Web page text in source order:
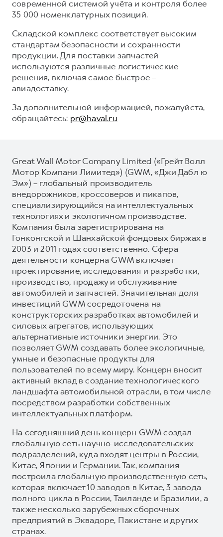
современной системой учёта и контроля более
35 000 номенклатурных позиций.
Складской комплекс соответствует высоким
стандартам безопасности и сохранности
продукции. Для поставки запчастей
используются различные логистические
решения, включая самое быстрое –
авиадоставку.
За дополнительной информацией, пожалуйста,
обращайтесь: pr@haval.ru
Great Wall Motor Company Limited («Грейт Волл
Мотор Компани Лимитед») (GWM, «Джи Дабл ю
Эм») – глобальный производитель
внедорожников, кроссоверов и пикапов,
специализирующийся на интеллектуальных
технологиях и экологичном производстве.
Компания была зарегистрирована на
Гонконгской и Шанхайской фондовых биржах в
2003 и 2011 годах соответственно. Сфера
деятельности концерна GWM включает
проектирование, исследования и разработки,
производство, продажу и обслуживание
автомобилей и запчастей. Значительная доля
инвестиций GWM сосредоточена на
конструкторских разработках автомобилей и
силовых агрегатов, использующих
альтернативные источники энергии. Это
позволяет GWM создавать более экологичные,
умные и безопасные продукты для
пользователей по всему миру. Концерн вносит
активный вклад в создание технологического
ландшафта автомобильной отрасли, в том числе
посредством разработки собственных
интеллектуальных платформ.
На сегодняшний день концерн GWM создал
глобальную сеть научно-исследовательских
подразделений, куда входят центры в России,
Китае, Японии и Германии. Так, компания
построила глобальную производственную сеть,
которая включает 10 заводов в Китае, 3 завода
полного цикла в России, Таиланде и Бразилии, а
также несколько зарубежных сборочных
предприятий в Эквадоре, Пакистане и других
странах.